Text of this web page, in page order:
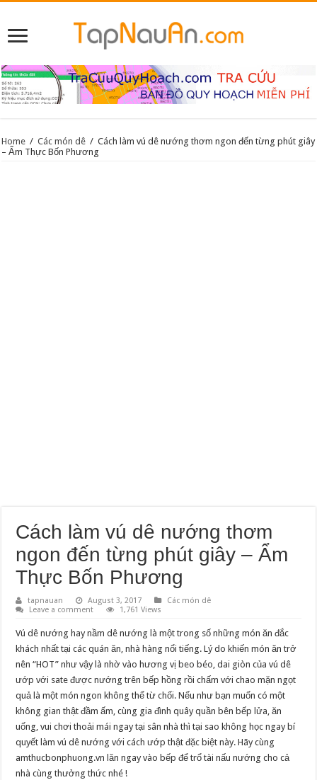
Home / Các món dê / Cách làm vú dê nướng thơm ngon đến từng phút giây
– Ẩm Thực Bốn Phương
Cách làm vú dê nướng thơm
ngon đến từng phút giây – Ẩm
Thực Bốn Phương
tapnauan August 3, 2017
Các món dê
Leave a comment
1,761 Views
Vú dê nướng hay nầm dê nướng là một trong số những món ăn đắc
khách nhất tại các quán ăn, nhà hàng nổi tiếng. Lý do khiến món ăn trở
nên “HOT” như vậy là nhờ vào hương vị beo béo, dai giòn của vú dê
ướp với sate được nướng trên bếp hồng rồi chấm với chao mặn ngọt
quả là một món ngon không thể từ chối. Nếu như bạn muốn có một
không gian thật đầm ấm, cùng gia đình quây quần bên bếp lửa, ăn
uống, vui chơi thoải mái ngay tại sân nhà thì tại sao không học ngay bí
quyết làm vú dê nướng với cách ướp thật đặc biệt này. Hãy cùng
amthucbonphuong.vn lăn ngay vào bếp để trổ tài nấu nướng cho cả
nhà cùng thưởng thức nhé !